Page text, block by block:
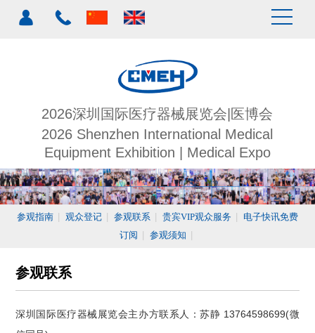
2026深圳国际医疗器械展览会|医博会
2026 Shenzhen International Medical
Equipment Exhibition | Medical Expo
参观指南 观众登记 参观联系 贵宾VIP观众服务
电子快讯免费
订阅
参观须知
参观联系
深圳国际医疗器械展览会主办方联系人：苏静 13764598699(微